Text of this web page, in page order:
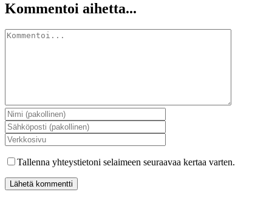
Kommentoi aihetta...
Kommentti
Tallenna yhteystietoni selaimeen seuraavaa kertaa varten.